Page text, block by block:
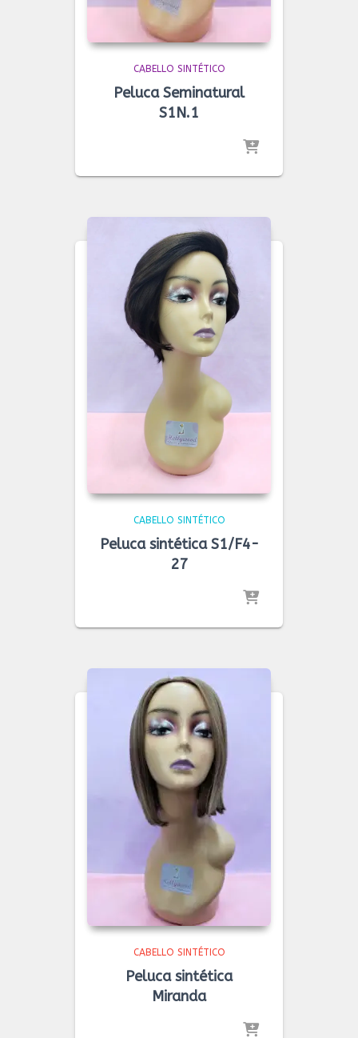
CABELLO SINTÉTICO
Peluca Seminatural
S1N.1
CABELLO SINTÉTICO
Peluca sintética S1/F4-
27
CABELLO SINTÉTICO
Peluca sintética
Miranda